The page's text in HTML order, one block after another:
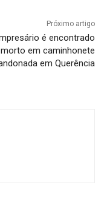
Próximo artigo
é encontrado
morto em caminhonete
em Querência